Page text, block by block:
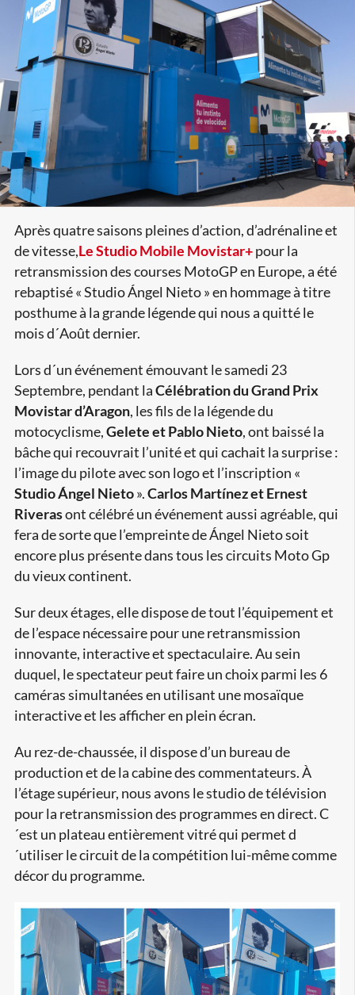
Après quatre saisons pleines d’action, d’adrénaline et
de vitesse,Le Studio Mobile Movistar+ pour la
retransmission des courses MotoGP en Europe, a été
rebaptisé « Studio Ángel Nieto » en hommage à titre
posthume à la grande légende qui nous a quitté le
mois d´Août dernier.
Lors d´un événement émouvant le samedi 23
Septembre, pendant laCélébration du Grand Prix
Movistar d’Aragon, les fils de la légende du
motocyclisme,Gelete et Pablo Nieto, ont baissé la
bâche qui recouvrait l’unité et qui cachait la surprise :
l’image du pilote avec son logo et l’inscription «
Studio Ángel Nieto».Carlos Martínez et Ernest
Riverasont célébré un événement aussi agréable, qui
fera de sorte que l’empreinte de Ángel Nieto soit
encore plus présente dans tous les circuits Moto Gp
du vieux continent.
Sur deux étages, elle dispose de tout l’équipement et
de l’espace nécessaire pour une retransmission
innovante, interactive et spectaculaire. Au sein
duquel, le spectateur peut faire un choix parmi les 6
caméras simultanées en utilisant une mosaïque
interactive et les afficher en plein écran.
Au rez-de-chaussée, il dispose d’un bureau de
production et de la cabine des commentateurs. À
l’étage supérieur, nous avons le studio de télévision
pour la retransmission des programmes en direct. C
´est un plateau entièrement vitré qui permet d
´utiliser le circuit de la compétition lui-même comme
décor du programme.